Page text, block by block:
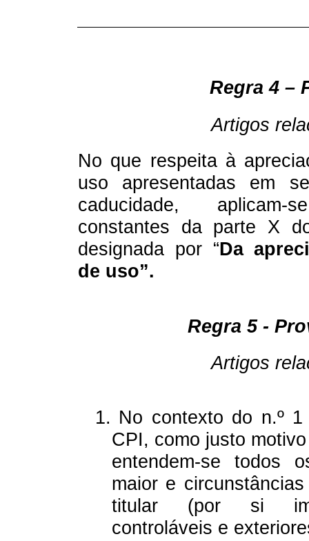
Regra 4 –
Artigos
No que respeita à
uso apresentadas em
caducidade, aplicam-se
constantes da parte X
designada por “Da
de uso”.
Regra 5 -
Artigos
1. No contexto do n.º
CPI, como justo
entendem-se todos
maior e
titular (por si
controláveis e